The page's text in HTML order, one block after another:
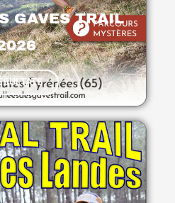
GAVES TRAIL